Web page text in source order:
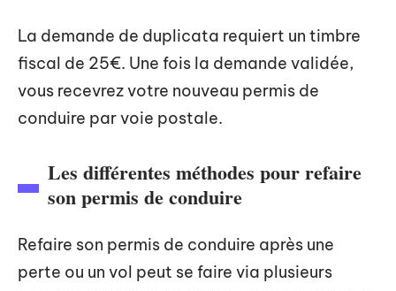
La demande de duplicata requiert un timbre
fiscal de 25€. Une fois la demande validée,
vous recevrez votre nouveau permis de
conduire par voie postale.
Les différentes méthodes pour refaire
son permis de conduire
Refaire son permis de conduire après une
perte ou un vol peut se faire via plusieurs